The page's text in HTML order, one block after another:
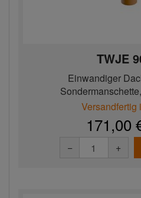
TWJE
Einwandiger
Versandfertig
171,00
− +